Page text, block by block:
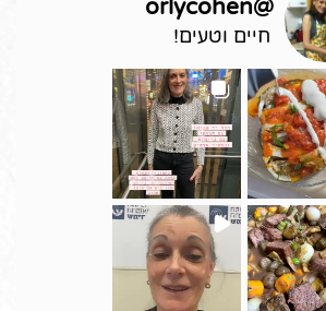
@
orlycohen
חיים וטעים!